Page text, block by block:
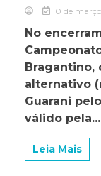
10 de
No
alternativo
Guarani
válido pela...
Leia Mais